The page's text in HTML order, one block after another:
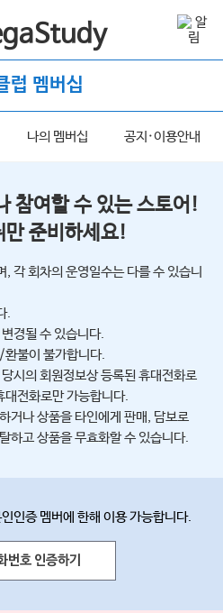
럽 멤버십
나의 멤버십 공지·이용안내
참여할 수 있는 스토어!
만 준비하세요!
각 회차의 운영일수는 다를 수 있습니
.
경될 수 있습니다.
불이 불가합니다.
시의 회원정보상 등록된 휴대전화로
대전화로만 가능합니다.
거나 상품을 타인에게 판매, 담보로
하고 상품을 무효화할 수 있습니다.
인증 멤버에 한해 이용 가능합니다.
번호 인증하기